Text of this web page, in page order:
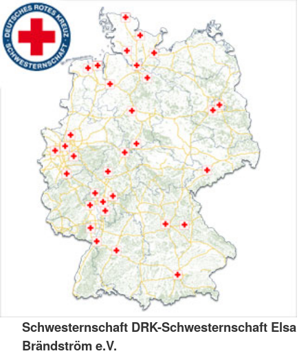
Schwesternschaft DRK-Schwesternschaft Elsa
Brändström e.V.